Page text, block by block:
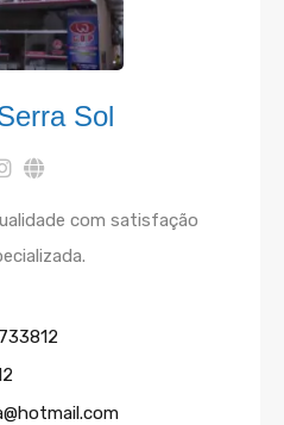
Sol
com satisfação